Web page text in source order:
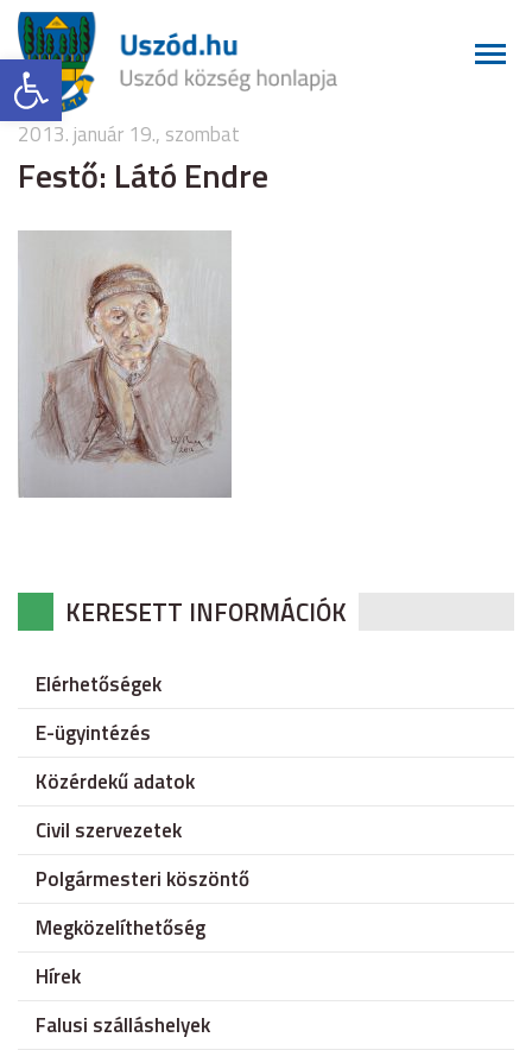
Eszköztár megnyitása
2013. január 19., szombat
Festő: Látó Endre
KERESETT INFORMÁCIÓK
Elérhetőségek
E-ügyintézés
Közérdekű adatok
Civil szervezetek
Polgármesteri köszöntő
Megközelíthetőség
Hírek
Falusi szálláshelyek